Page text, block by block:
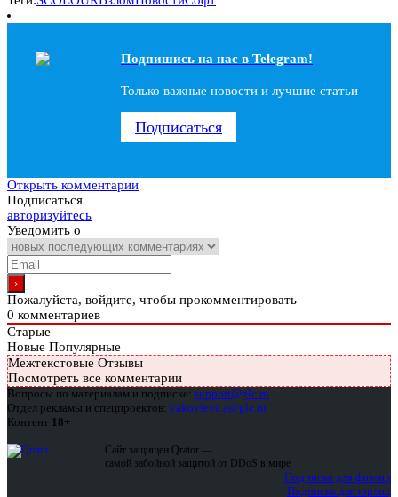
Подпишись на наc в Telegram!
Только важные новости и лучшие статьи
Подписаться
Открыть комментарии
Подписаться
авторизуйтесь
Уведомить о
Пожалуйста, войдите, чтобы прокомментировать
0 комментариев
Старые
Новые Популярные
Межтекстовые Отзывы
Посмотреть все комментарии
Вопросы по материалам и подписке: support@glc.ru
Отдел рекламы и спецпроектов: yakovleva.a@glc.ru
Контент 18+
Сайт защищен Qrator —
самой забойной защитой от DDoS в мире
Подписка для физлиц
Подписка для юрлиц